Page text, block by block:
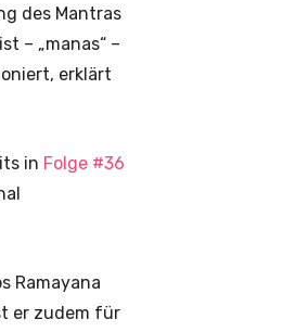
des Mantras
– „manas“ –
erklärt
in Folge #36
Ramayana
er zudem für